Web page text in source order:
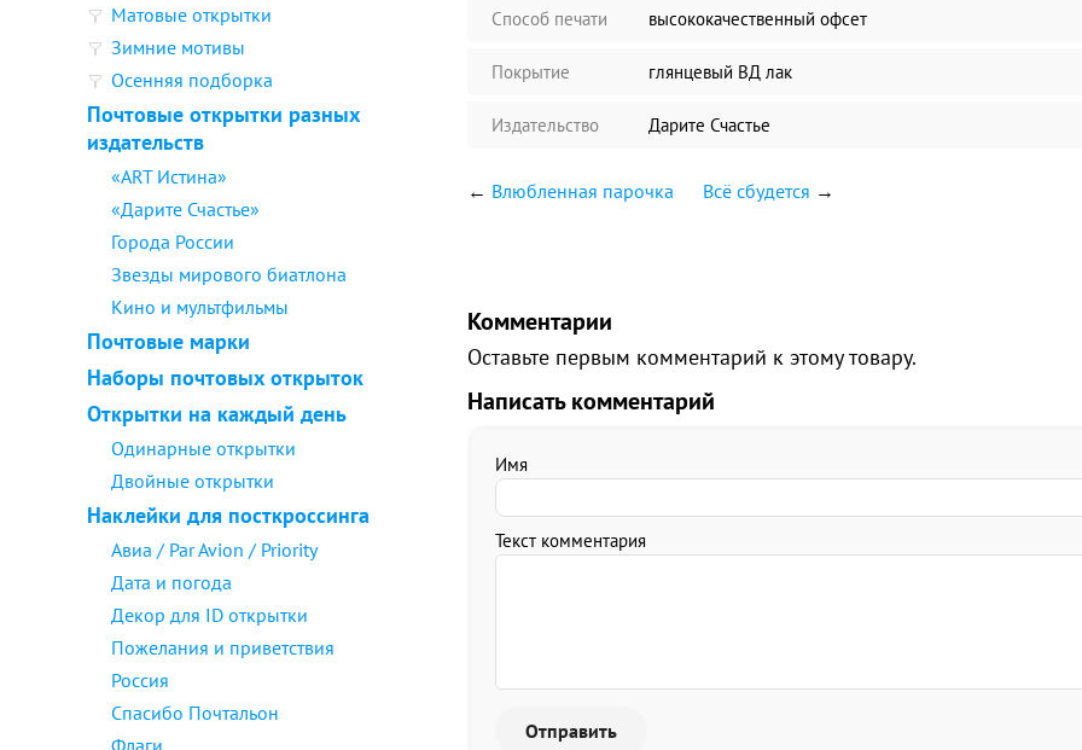
Матовые открытки
Зимние мотивы
Осенняя подборка
Почтовые открытки разных
издательств
«ART Истина»
«Дарите Счастье»
Города России
Звезды мирового биатлона
Кино и мультфильмы
Почтовые марки
Наборы почтовых открыток
Открытки на каждый день
Одинарные открытки
Двойные открытки
Наклейки для посткроссинга
Авиа / Par Avion / Priority
Дата и погода
Декор для ID открытки
Пожелания и приветствия
Россия
Спасибо Почтальон
Флаги
Способ печати высококачественный офсет
Покрытие глянцевый ВД лак
Издательство Дарите Счастье
← Влюбленная парочка Всё сбудется →
Комментарии
Оставьте первым комментарий к этому товару.
Написать комментарий
Имя
Текст комментария